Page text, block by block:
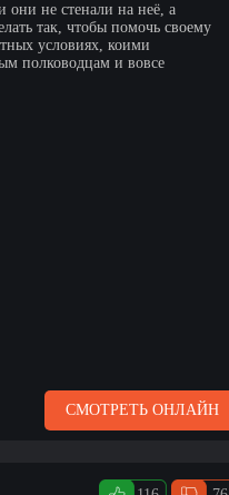
они не стенали на неё, а
так, чтобы помочь своему
условиях, коими
полководцам и вовсе
СМОТРЕТЬ ОНЛАЙН